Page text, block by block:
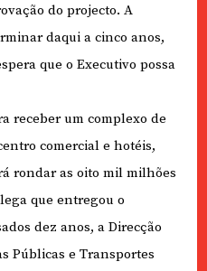
do projecto. A
daqui a cinco anos,
que o Executivo possa
receber um complexo de
comercial e hotéis,
rondar as oito mil milhões
que entregou o
dez anos, a Direcção
Públicas e Transportes